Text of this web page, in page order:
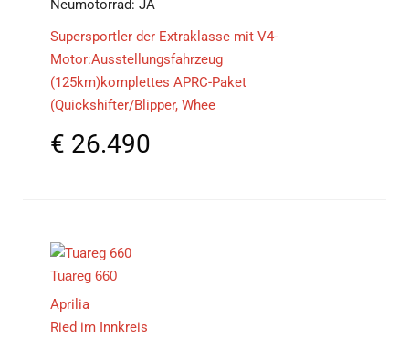
Neumotorrad: JA
Supersportler der Extraklasse mit V4-
Motor:Ausstellungsfahrzeug
(125km)komplettes APRC-Paket
(Quickshifter/Blipper, Whee
€ 26.490
Tuareg 660
Aprilia
Ried im Innkreis